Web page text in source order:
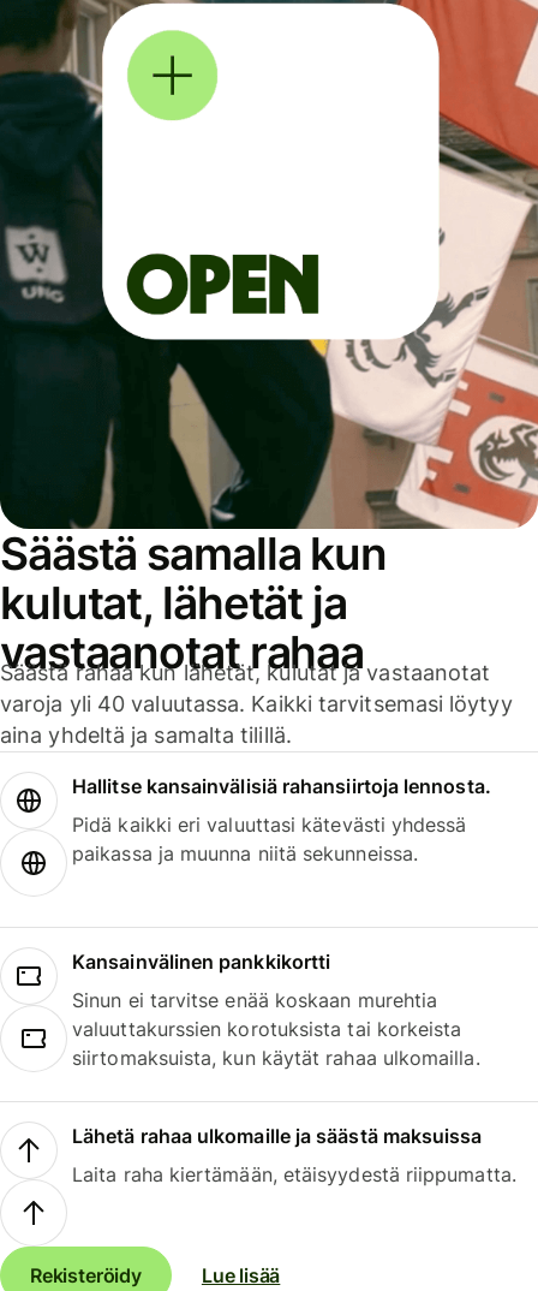
Säästä samalla kun
kulutat, lähetät ja
vastaanotat rahaa
Säästä rahaa kun lähetät, kulutat ja vastaanotat
varoja yli 40 valuutassa. Kaikki tarvitsemasi löytyy
aina yhdeltä ja samalta tilillä.
Hallitse kansainvälisiä rahansiirtoja lennosta.
Pidä kaikki eri valuuttasi kätevästi yhdessä
paikassa ja muunna niitä sekunneissa.
Kansainvälinen pankkikortti
Sinun ei tarvitse enää koskaan murehtia
valuuttakurssien korotuksista tai korkeista
siirtomaksuista, kun käytät rahaa ulkomailla.
Lähetä rahaa ulkomaille ja säästä maksuissa
Laita raha kiertämään, etäisyydestä riippumatta.
Rekisteröidy Lue lisää